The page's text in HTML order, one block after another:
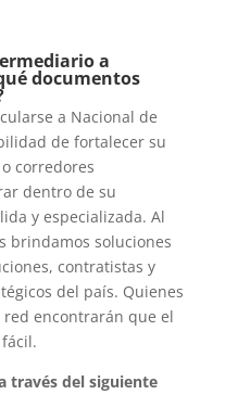
a
documentos
a Nacional de
de fortalecer su
corredores
dentro de su
y especializada. Al
brindamos soluciones
contratistas y
del país. Quienes
encontrarán que el
través del siguiente